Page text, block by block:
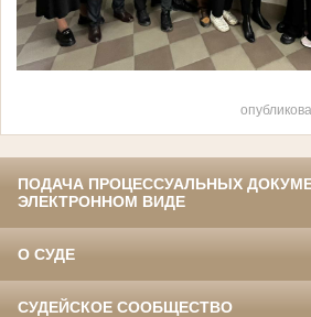
ПОДАЧА ПРОЦЕССУАЛЬНЫХ
ЭЛЕКТРОННОМ ВИДЕ
О СУДЕ
СУДЕЙСКОЕ СООБЩЕСТВО